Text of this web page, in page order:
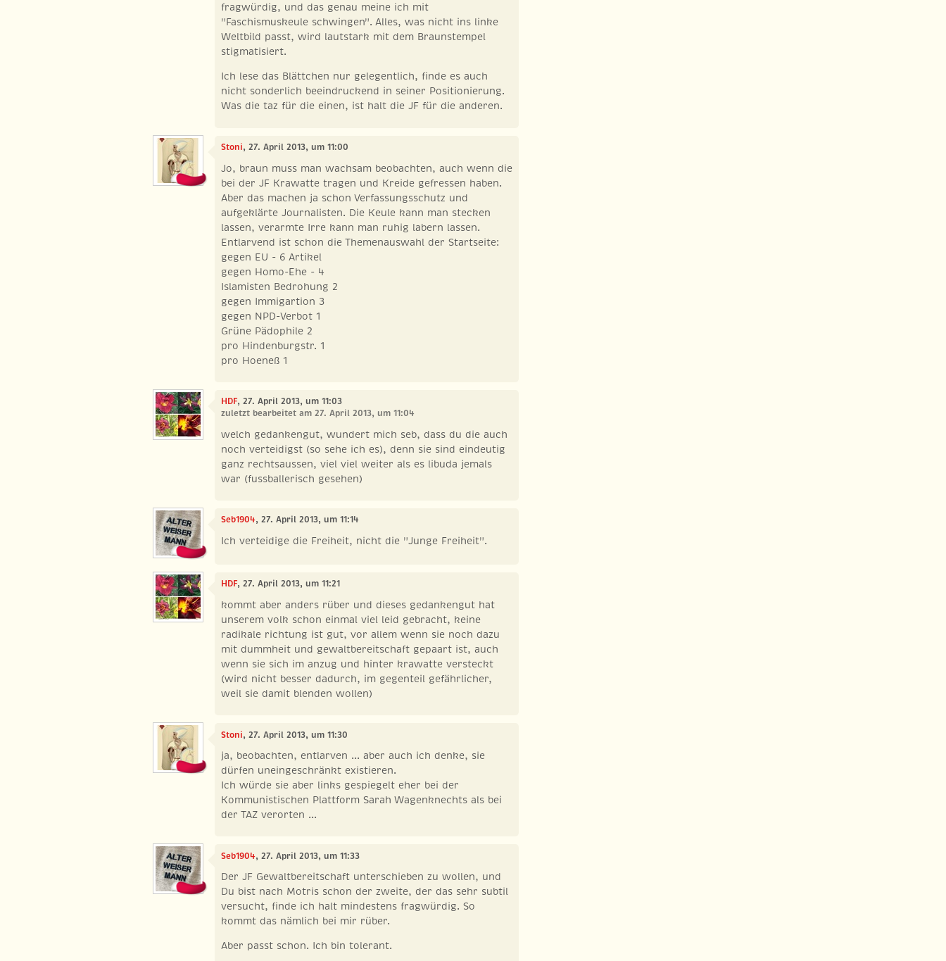
fragwürdig, und das genau meine ich mit
"Faschismuskeule schwingen". Alles, was nicht ins linke
Weltbild passt, wird lautstark mit dem Braunstempel
stigmatisiert.
Ich lese das Blättchen nur gelegentlich, finde es auch
nicht sonderlich beeindruckend in seiner Positionierung.
Was die taz für die einen, ist halt die JF für die anderen.
Stoni, 27. April 2013, um 11:00
Jo, braun muss man wachsam beobachten, auch wenn die
bei der JF Krawatte tragen und Kreide gefressen haben.
Aber das machen ja schon Verfassungsschutz und
aufgeklärte Journalisten. Die Keule kann man stecken
lassen, verarmte Irre kann man ruhig labern lassen.
Entlarvend ist schon die Themenauswahl der Startseite:
gegen EU - 6 Artikel
gegen Homo-Ehe - 4
Islamisten Bedrohung 2
gegen Immigartion 3
gegen NPD-Verbot 1
Grüne Pädophile 2
pro Hindenburgstr. 1
pro Hoeneß 1
HDF, 27. April 2013, um 11:03
zuletzt bearbeitet am 27. April 2013, um 11:04
welch gedankengut, wundert mich seb, dass du die auch
noch verteidigst (so sehe ich es), denn sie sind eindeutig
ganz rechtsaussen, viel viel weiter als es libuda jemals
war (fussballerisch gesehen)
Seb1904, 27. April 2013, um 11:14
Ich verteidige die Freiheit, nicht die "Junge Freiheit".
HDF, 27. April 2013, um 11:21
kommt aber anders rüber und dieses gedankengut hat
unserem volk schon einmal viel leid gebracht, keine
radikale richtung ist gut, vor allem wenn sie noch dazu
mit dummheit und gewaltbereitschaft gepaart ist, auch
wenn sie sich im anzug und hinter krawatte versteckt
(wird nicht besser dadurch, im gegenteil gefährlicher,
weil sie damit blenden wollen)
Stoni, 27. April 2013, um 11:30
ja, beobachten, entlarven ... aber auch ich denke, sie
dürfen uneingeschränkt existieren.
Ich würde sie aber links gespiegelt eher bei der
Kommunistischen Plattform Sarah Wagenknechts als bei
der TAZ verorten ...
Seb1904, 27. April 2013, um 11:33
Der JF Gewaltbereitschaft unterschieben zu wollen, und
Du bist nach Motris schon der zweite, der das sehr subtil
versucht, finde ich halt mindestens fragwürdig. So
kommt das nämlich bei mir rüber.
Aber passt schon. Ich bin tolerant.